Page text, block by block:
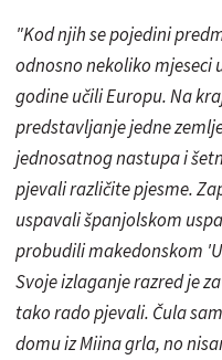
"Kod njih se pojedini
odnosno nekoliko mjeseci
godine učili Europu. Na
predstavljanje jedne
jednosatnog nastupa i
pjevali različite pjesme.
uspavali španjolskom
probudili makedonskom
Svoje izlaganje razred je
tako rado pjevali. Čula
domu iz Miina grla, no